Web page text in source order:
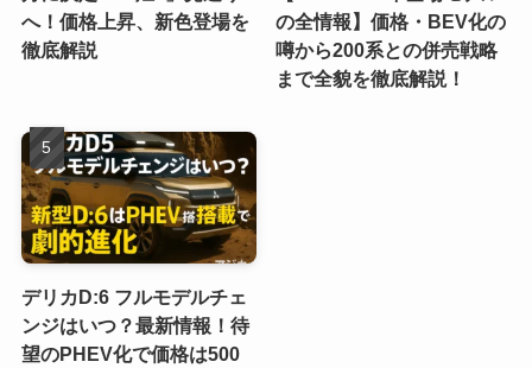
へ！価格上昇、新色登場を
徹底解説
の全情報】価格・BEV化の
噂から200系との併売戦略
まで全貌を徹底解説！
デリカD:6 フルモデルチェ
ンジはいつ？最新情報！待
望のPHEV化で価格は500